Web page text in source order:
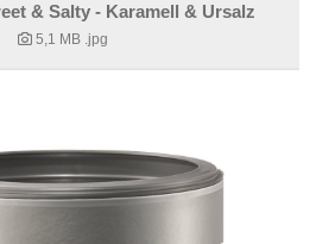
& Salty - Karamell & Ursalz
5,1 MB .jpg